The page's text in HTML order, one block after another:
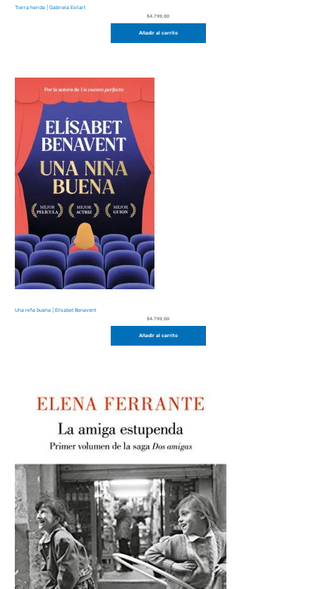
Tierra herida | Gabriela Exilart
$4.799,00
Añadir al carrito
Una niña buena | Elísabet Benavent
$4.799,00
Añadir al carrito